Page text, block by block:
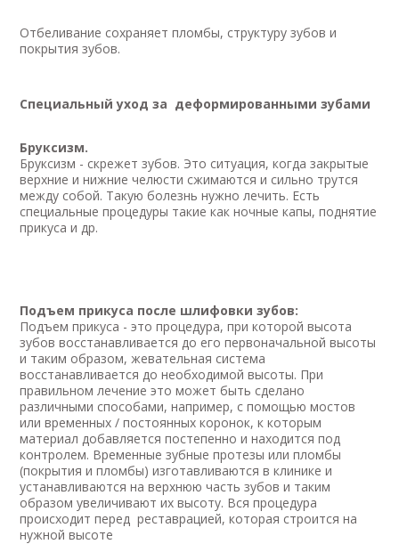
Отбеливание сохраняет пломбы, структуру зубов и
покрытия зубов.
Специальный уход за деформированными зубами
Бруксизм.
Бруксизм - скрежет зубов. Это ситуация, когда закрытые
верхние и нижние челюсти сжимаются и сильно трутся
между собой. Такую болезнь нужно лечить. Есть
специальные процедуры такие как ночные капы, поднятие
прикуса и др.
Подъем прикуса после шлифовки зубов:
Подъем прикуса - это процедура, при которой высота
зубов восстанавливается до его первоначальной высоты
и таким образом, жевательная система
восстанавливается до необходимой высоты. При
правильном лечение это может быть сделано
различными способами, например, с помощью мостов
или временных / постоянных коронок, к которым
материал добавляется постепенно и находится под
контролем. Временные зубные протезы или пломбы
(покрытия и пломбы) изготавливаются в клинике и
устанавливаются на верхнюю часть зубов и таким
образом увеличивают их высоту. Вся процедура
происходит перед реставрацией, которая строится на
нужной высоте